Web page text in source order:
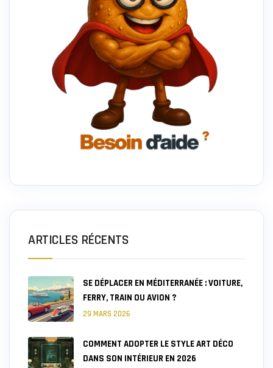
ARTICLES RÉCENTS
SE DÉPLACER EN MÉDITERRANÉE : VOITURE,
FERRY, TRAIN OU AVION ?
29 MARS 2026
COMMENT ADOPTER LE STYLE ART DÉCO
DANS SON INTÉRIEUR EN 2026